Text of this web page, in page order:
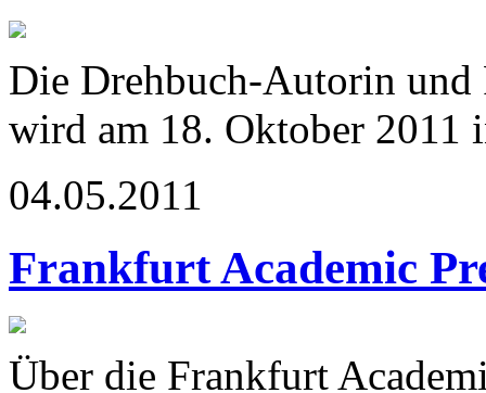
Die Drehbuch-Autorin und
wird am 18. Oktober 2011
04.05.2011
Frankfurt Academic
Über die Frankfurt